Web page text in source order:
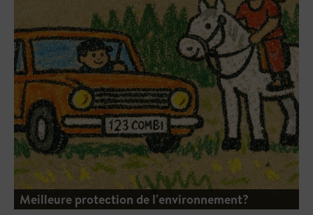
Meilleure protection de l'environnement?